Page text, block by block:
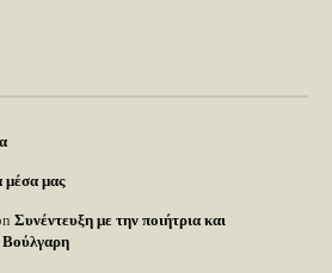
μέσα μας
Συνέντευξη με την ποιήτρια και